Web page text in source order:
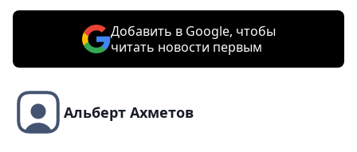
Добавить в Google, чтобы
читать новости первым
Альберт Ахметов